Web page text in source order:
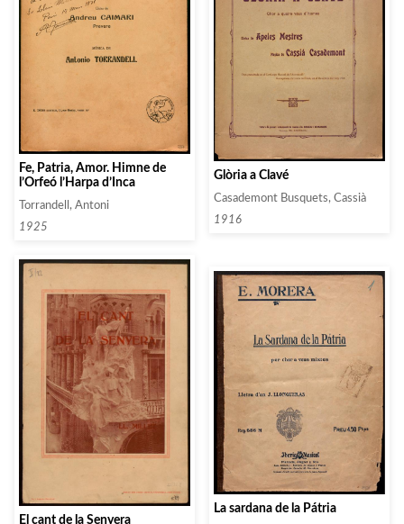
Fe, Patria, Amor. Himne de
l’Orfeó l’Harpa d’Inca
Torrandell, Antoni
1925
Glòria a Clavé
Casademont Busquets, Cassià
1916
El cant de la Senyera
La sardana de la Pátria